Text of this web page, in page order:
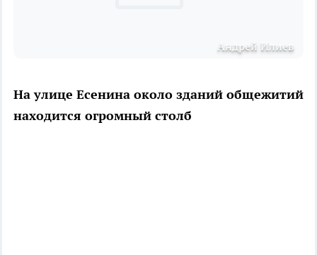
Андрей Илиев
На улице Есенина около зданий общежитий
находится огромный столб